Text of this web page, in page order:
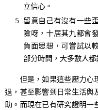
立信心。
留意自己有沒有一些
險呀，十居其九都會
負面思想，可嘗試以
部分時間，大多數人都
但是，如果這些壓力心
退，甚至影響到日常生活與
助。而現在已有研究證明一